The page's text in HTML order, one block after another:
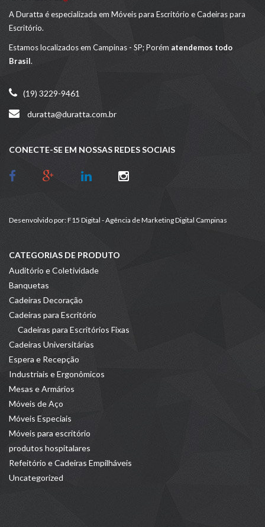
A Duratta é especializada em Móveis para Escritório e Cadeiras para
Escritório.
Estamos localizados em Campinas - SP; Porém atendemos todo
Brasil.
(19) 3229-9461
duratta@duratta.com.br
CONECTE-SE EM NOSSAS REDES SOCIAIS
Desenvolvido por:F15 Digital - Agência de Marketing Digital Campinas
CATEGORIAS DE PRODUTO
Auditório e Coletividade
Banquetas
Cadeiras Decoração
Cadeiras para Escritório
Cadeiras para Escritórios Fixas
Cadeiras Universitárias
Espera e Recepção
Industriais e Ergonômicos
Mesas e Armários
Móveis de Aço
Móveis Especiais
Móveis para escritório
produtos hospitalares
Refeitório e Cadeiras Empilháveis
Uncategorized